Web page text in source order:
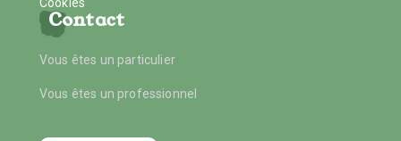
Contact
Vous êtes un particulier
Vous êtes un professionnel